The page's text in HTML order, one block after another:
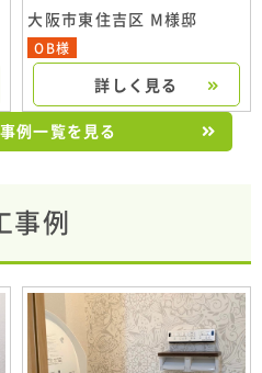
大阪市東住吉区 M様邸
OB様
詳しく見る
例一覧を見る
事例